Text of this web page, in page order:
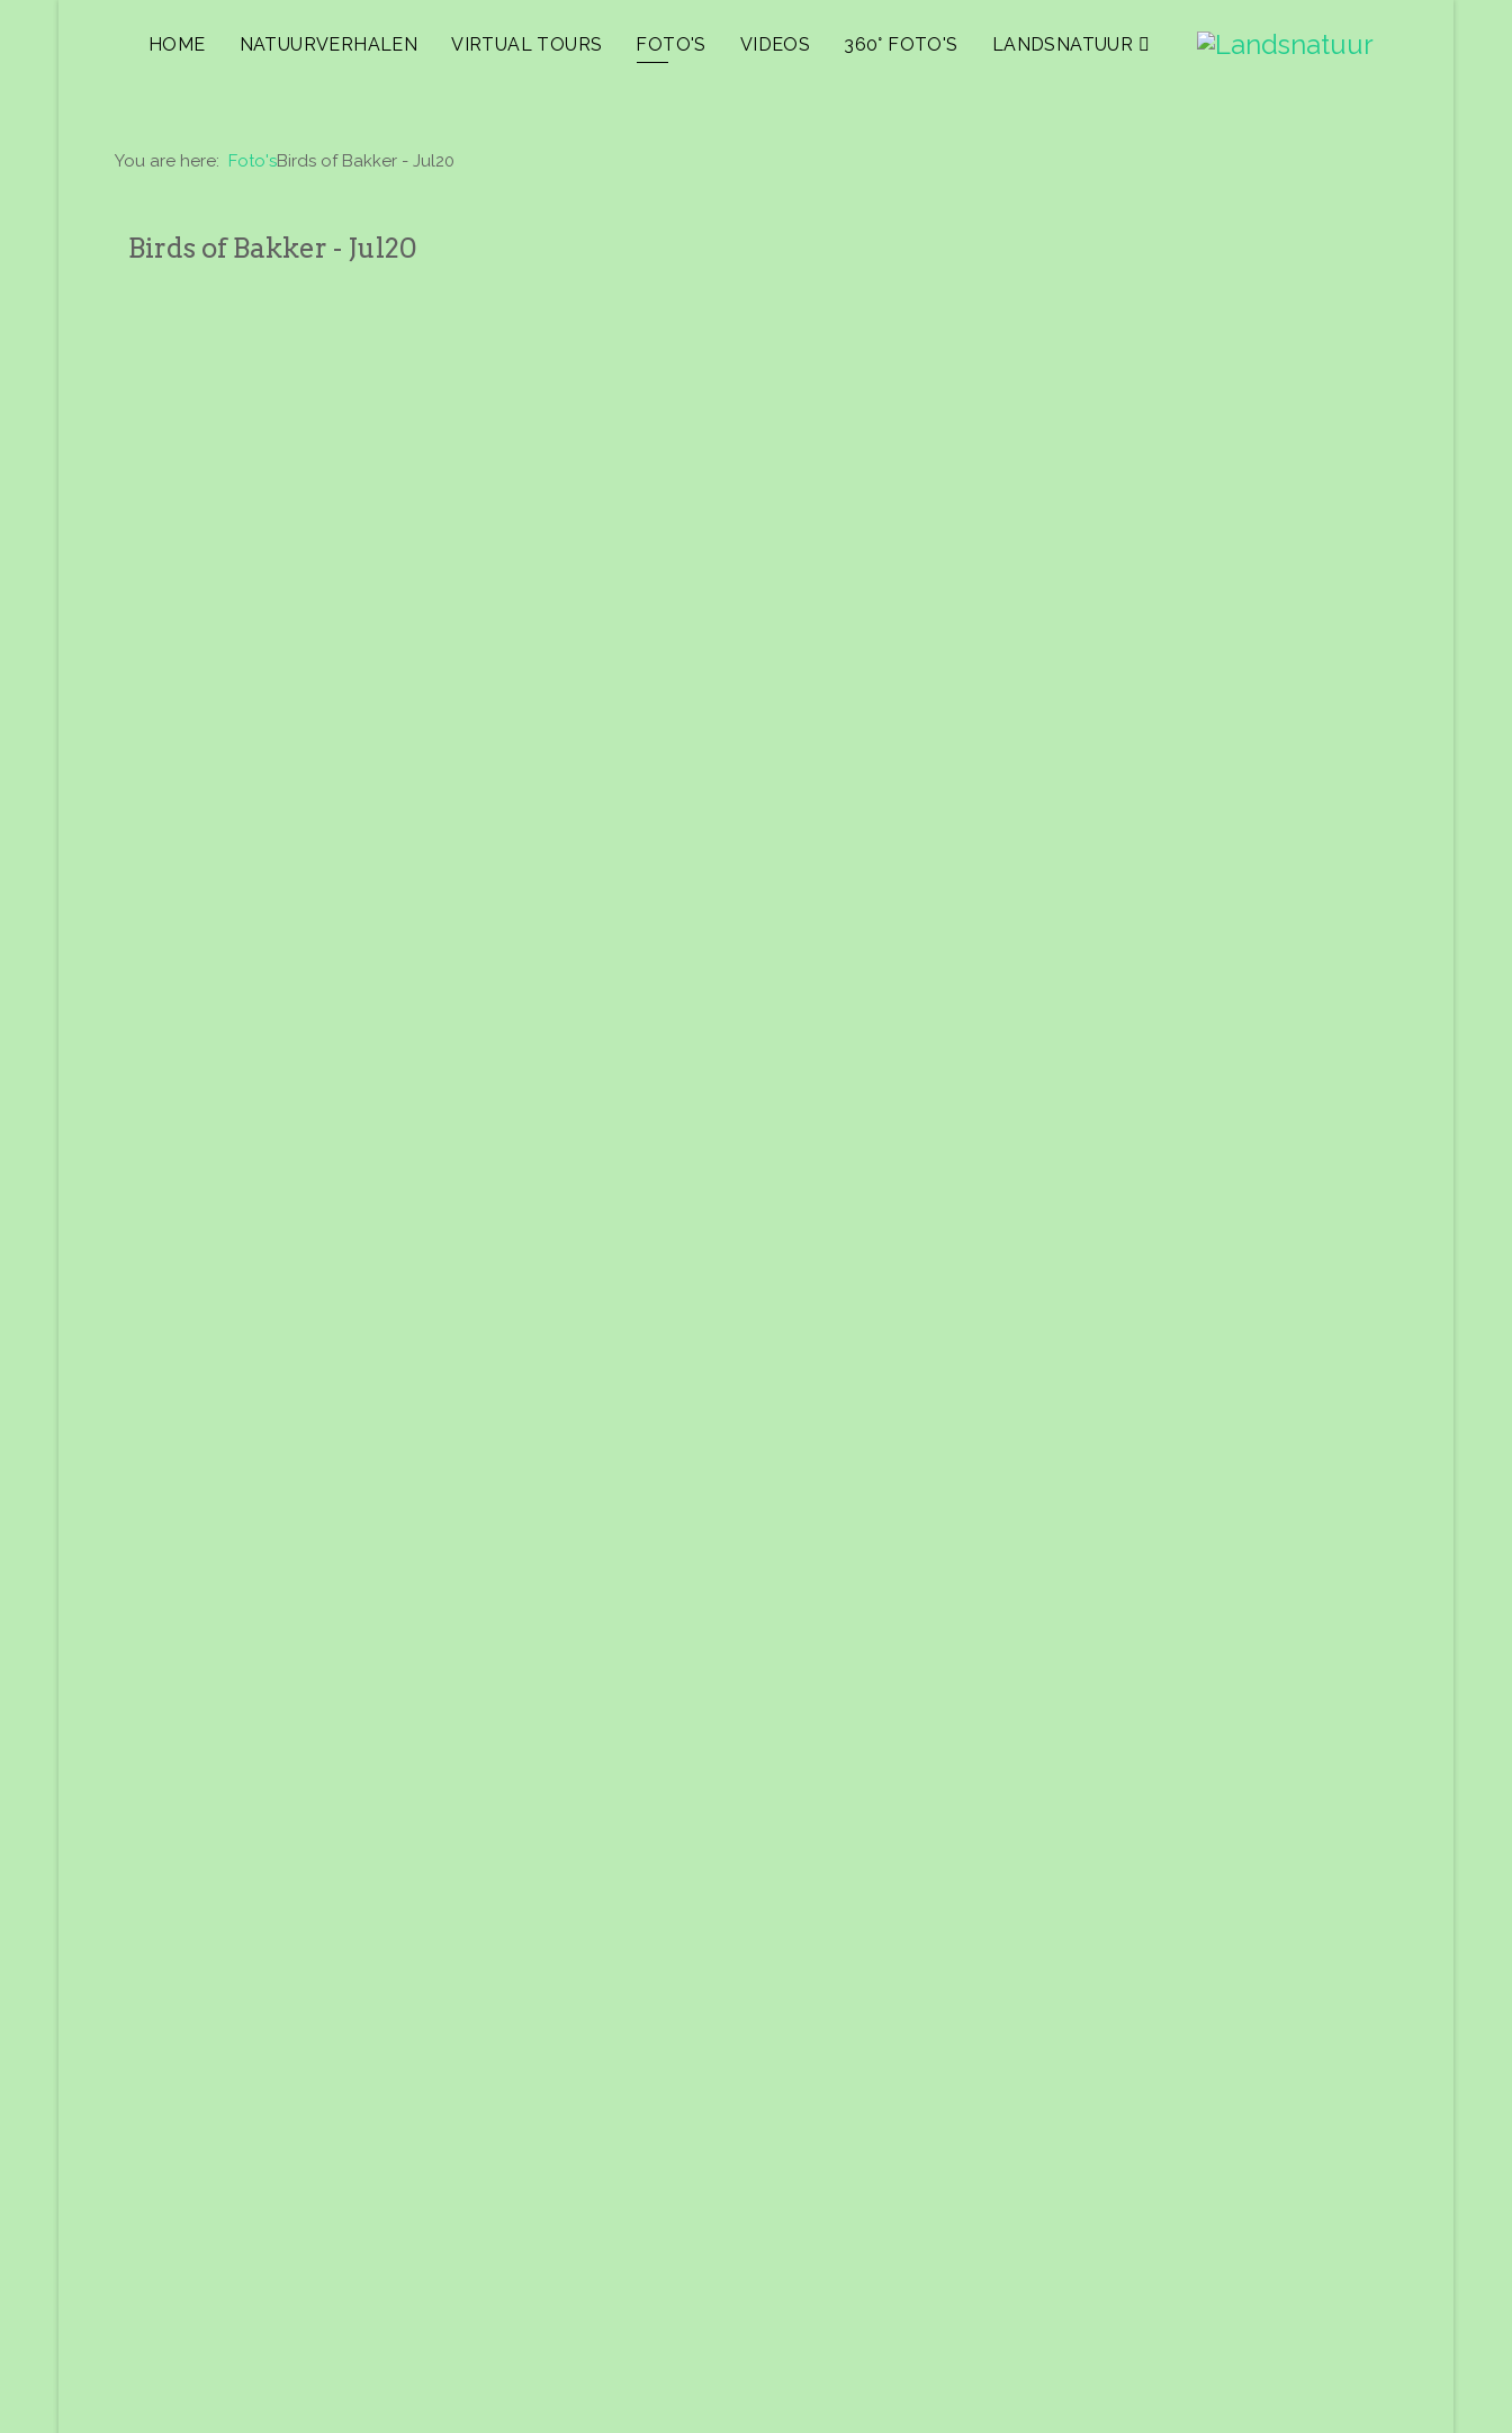
HOME NATUURVERHALEN VIRTUAL TOURS FOTO'S VIDEOS 360° FOTO'S LANDSNATUUR
You are here: Foto'sBirds of Bakker - Jul20
Birds of Bakker - Jul20